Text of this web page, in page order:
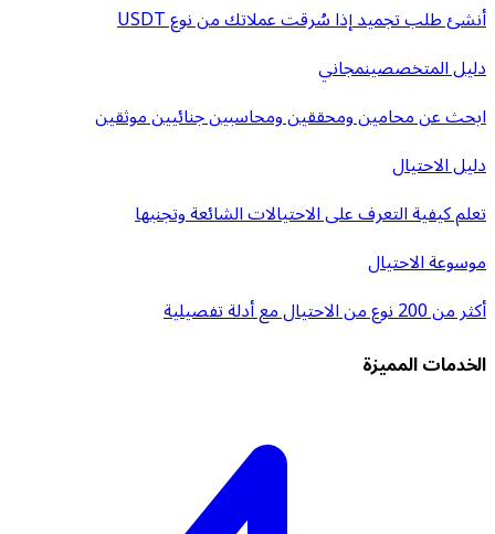
أنشئ طلب تجميد إذا سُرقت عملاتك من نوع USDT
دليل المتخصصينمجاني
ابحث عن محامين ومحققين ومحاسبين جنائيين موثقين
دليل الاحتيال
تعلم كيفية التعرف على الاحتيالات الشائعة وتجنبها
موسوعة الاحتيال
أكثر من 200 نوع من الاحتيال مع أدلة تفصيلية
الخدمات المميزة